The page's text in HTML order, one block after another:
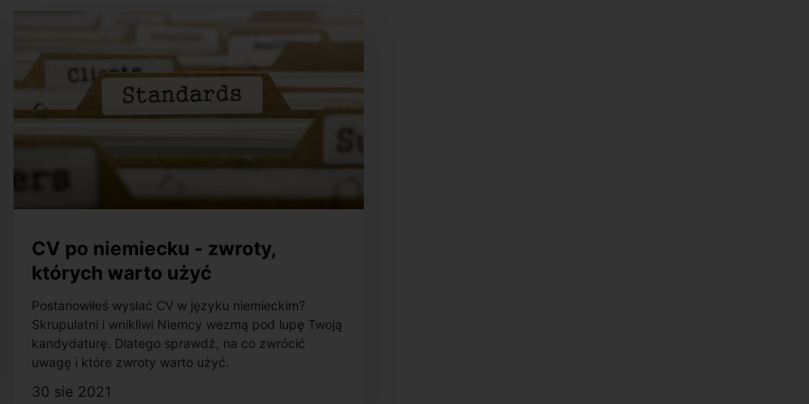
CV po niemiecku - zwroty,
których warto użyć
Postanowiłeś wysłać CV w języku niemieckim?
Skrupulatni i wnikliwi Niemcy wezmą pod lupę Twoją
kandydaturę. Dlatego sprawdź, na co zwrócić
uwagę i które zwroty warto użyć.
30 sie 2021